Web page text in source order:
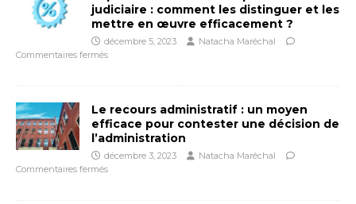
judiciaire : comment les distinguer et les
mettre en œuvre efficacement ?
décembre 5, 2023
Natacha Maréchal
Commentaires fermés
Le recours administratif : un moyen
efficace pour contester une décision de
l’administration
décembre 3, 2023
Natacha Maréchal
Commentaires fermés